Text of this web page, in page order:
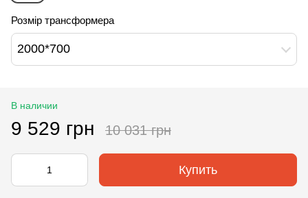
Розмір трансформера
2000*700
В наличии
9 529 грн 10 031 грн
Купить